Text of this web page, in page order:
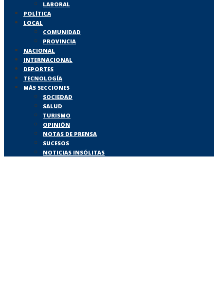
LABORAL
POLÍTICA
LOCAL
COMUNIDAD
PROVINCIA
NACIONAL
INTERNACIONAL
DEPORTES
TECNOLOGÍA
MÁS SECCIONES
SOCIEDAD
SALUD
TURISMO
OPINIÓN
NOTAS DE PRENSA
SUCESOS
NOTICIAS INSÓLITAS